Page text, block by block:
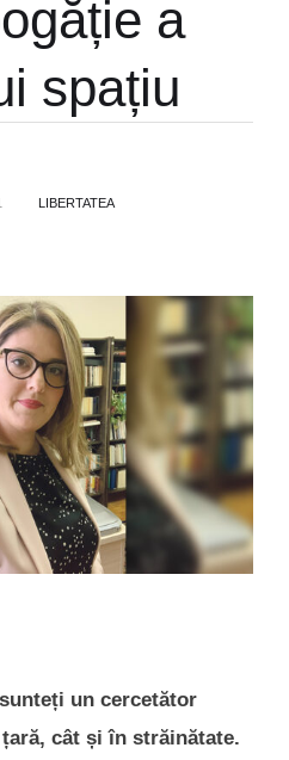
a
spațiu
LIBERTATEA
un cercetător
cât și în străinătate.